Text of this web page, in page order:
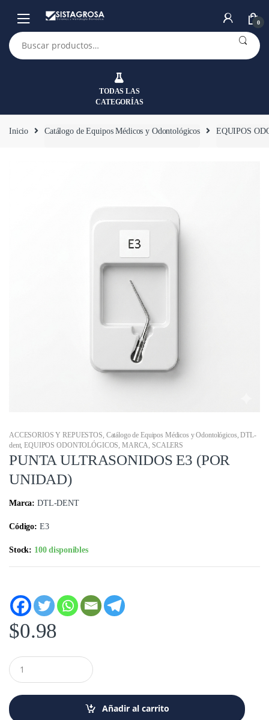
navegación
contenido
0
Buscar
por:
TODAS LAS
CATEGORÍAS
Inicio Catálogo de Equipos Médicos y Odontológicos EQUIPOS
ACCESORIOS Y REPUESTOS, Catálogo de Equipos Médicos y Odontológicos,DTL-
dent,EQUIPOS ODONTOLÓGICOS, MARCA, SCALERS
PUNTA ULTRASONIDOS E3 (POR
UNIDAD)
Marca: DTL-DENT
Código: E3
Stock: 100 disponibles
$0.98
C
a
i
d
Añadir al carrito